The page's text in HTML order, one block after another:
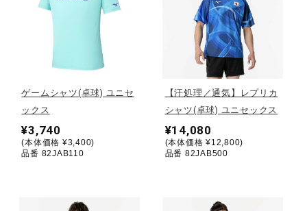
テニス／ソフトテニス
バドミントン
ゲームシャツ(卓球) ユニセ
ックス
¥3,740
(本体価格 ¥3,400)
品番 82JAB110
【汗処理／通気】レプリカ
シャツ(卓球) ユニセックス
¥14,080
(本体価格 ¥12,800)
品番 82JAB500